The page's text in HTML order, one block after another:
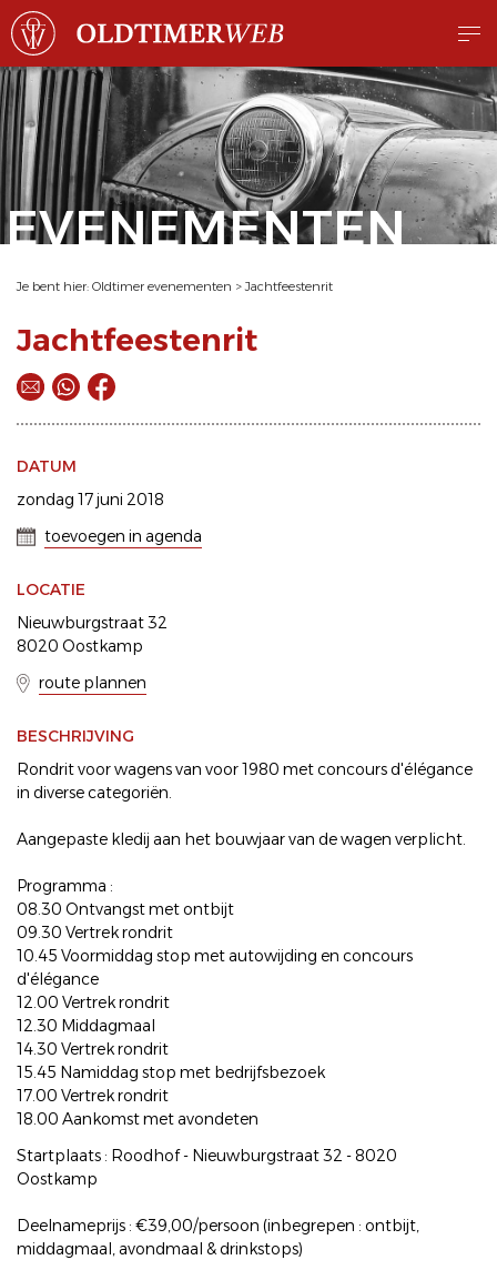
EVENEMENTEN
Je bent hier: Oldtimer evenementen >Jachtfeestenrit
Jachtfeestenrit
DATUM
zondag 17 juni 2018
toevoegen in agenda
LOCATIE
Nieuwburgstraat 32
8020 Oostkamp
route plannen
BESCHRIJVING
Rondrit voor wagens van voor 1980 met concours d'élégance
in diverse categoriën.
Aangepaste kledij aan het bouwjaar van de wagen verplicht.
Programma :
08.30 Ontvangst met ontbijt
09.30 Vertrek rondrit
10.45 Voormiddag stop met autowijding en concours
d'élégance
12.00 Vertrek rondrit
12.30 Middagmaal
14.30 Vertrek rondrit
15.45 Namiddag stop met bedrijfsbezoek
17.00 Vertrek rondrit
18.00 Aankomst met avondeten
Startplaats : Roodhof - Nieuwburgstraat 32 - 8020
Oostkamp
Deelnameprijs : €39,00/persoon (inbegrepen : ontbijt,
middagmaal, avondmaal & drinkstops)